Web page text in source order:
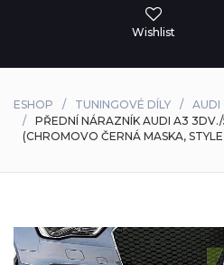
Wishlist
ESHOP TUNINGOVÉ DÍLY AUDI
PŘEDNÍ NÁRAZNÍK AUDI A3
(CHROMOVO ČERNÁ MASKA, STYLE